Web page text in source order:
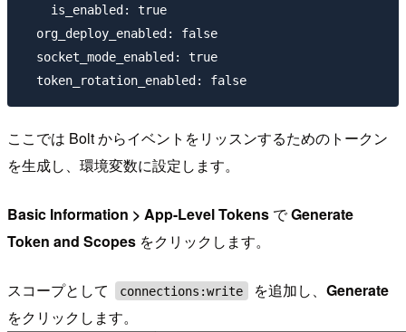
    is_enabled: true
  org_deploy_enabled: false
  socket_mode_enabled: true
ここでは Bolt からイベントをリッスンするためのトークン
を生成し、環境変数に設定します。
Basic Information > App-Level Tokens でGenerate
Token and Scopes をクリックします。
スコープとして connections:write を追加し、Generate
をクリックします。